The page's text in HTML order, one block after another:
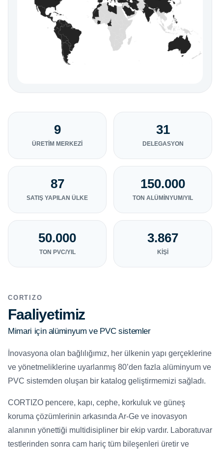
9
ÜRETIM MERKEZI
31
DELEGASYON
87
SATIŞ YAPILAN ÜLKE
150.000
TON ALÜMINYUM/YIL
50.000
TON PVC/YIL
3.867
KIŞI
CORTIZO
Faaliyetimiz
Mimari için alüminyum ve PVC sistemler
İnovasyona olan bağlılığımız, her ülkenin yapı gerçeklerine
ve yönetmeliklerine uyarlanmış 80’den fazla alüminyum ve
PVC sistemden oluşan bir katalog geliştirmemizi sağladı.
CORTIZO pencere, kapı, cephe, korkuluk ve güneş
koruma çözümlerinin arkasında Ar-Ge ve inovasyon
alanının yönettiği multidisipliner bir ekip vardır. Laboratuvar
testlerinden sonra cam hariç tüm bileşenleri üretir ve